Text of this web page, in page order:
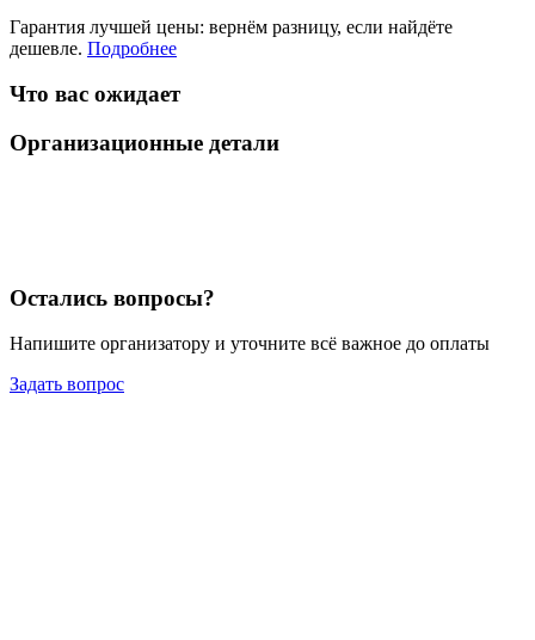
Гарантия лучшей цены: вернём разницу, если найдёте
дешевле. Подробнее
Что вас ожидает
Организационные детали
Остались вопросы?
Напишите организатору и уточните всё важное до оплаты
Задать вопрос